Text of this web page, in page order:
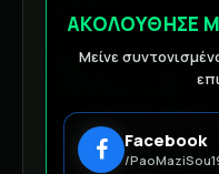
ΑΚΟΛΟΥΘΗΣΕ
Μείνε
Facebook
/